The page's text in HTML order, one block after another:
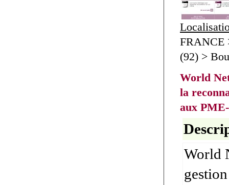
FRANCE
(92) >
World
la
aux
World